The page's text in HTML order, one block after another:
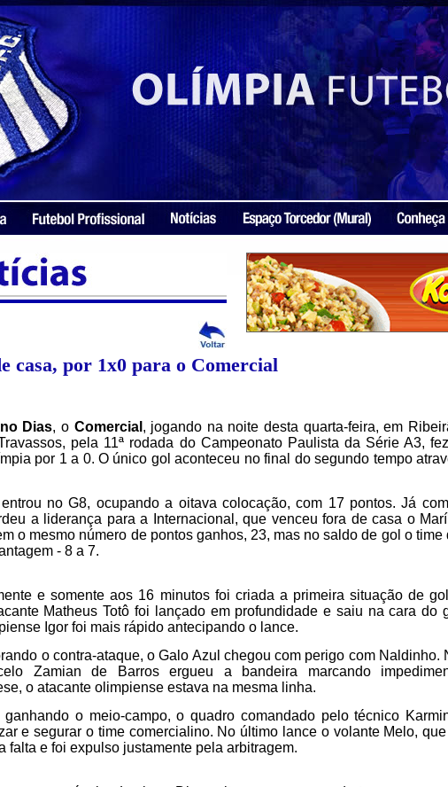
casa, por 1x0 para o Comercial
Dias, o Comercial , jogando na noite desta quarta-feira, em
pela 11ª rodada do Campeonato Paulista da Série A3,
por 1 a 0. O único gol aconteceu no final do segundo tempo
no G8, ocupando a oitava colocação, com 17 pontos. Já
a liderança para a Internacional, que venceu fora de casa o
o mesmo número de pontos ganhos, 23, mas no saldo de gol o time
- 8 a 7.
e somente aos 16 minutos foi criada a primeira situação de
Matheus Totô foi lançado em profundidade e saiu na cara do
Igor foi mais rápido antecipando o lance.
o contra-ataque, o Galo Azul chegou com perigo com Naldinho.
Zamian de Barros ergueu a bandeira marcando
o atacante olimpiense estava na mesma linha.
o meio-campo, o quadro comandado pelo técnico
e segurar o time comercialino. No último lance o volante Melo,
falta e foi expulso justamente pela arbitragem.